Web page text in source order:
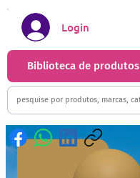
Biblioteca de produtos
Login